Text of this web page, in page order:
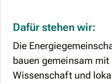
Dafür stehen wir:
Die
bauen gemeinsam mit
Wissenschaft und